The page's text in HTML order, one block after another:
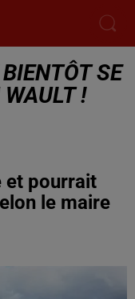
SE
!
et pourrait
le maire